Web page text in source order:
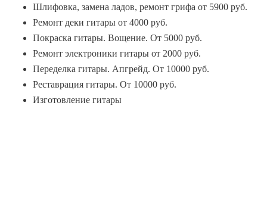
Шлифовка, замена ладов, ремонт грифа от 5900 руб.
Ремонт деки гитары от 4000 руб.
Покраска гитары. Вощение. От 5000 руб.
Ремонт электроники гитары от 2000 руб.
Переделка гитары. Апгрейд. От 10000 руб.
Реставрация гитары. От 10000 руб.
Изготовление гитары